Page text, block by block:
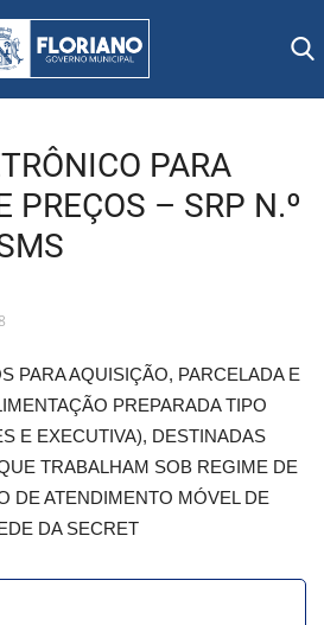
PARA
PREÇOS – SRP N.º
PARA AQUISIÇÃO, PARCELADA E
PREPARADA TIPO
E EXECUTIVA), DESTINADAS
TRABALHAM SOB REGIME DE
DE ATENDIMENTO MÓVEL DE
DA SECRET